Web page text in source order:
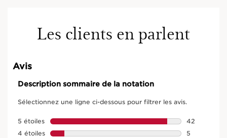
Les clients en parlent